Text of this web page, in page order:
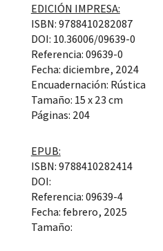
EDICIÓN IMPRESA:
ISBN: 9788410282087
DOI: 10.36006/09639-0
Referencia: 09639-0
Fecha: diciembre, 2024
Encuadernación: Rústica
Tamaño: 15 x 23 cm
Páginas: 204
EPUB:
ISBN: 9788410282414
DOI:
Referencia: 09639-4
Fecha: febrero, 2025
Tamaño: